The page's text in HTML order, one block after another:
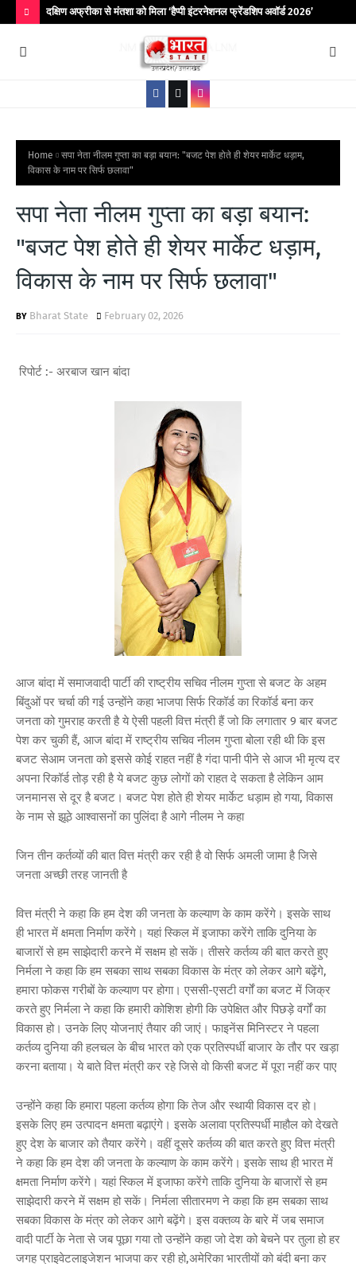
O
दक्षिण अफ्रीका से मंतशा को मिला ‘हैप्पी इंटरनेशनल फ्रेंडशिप अवॉर्ड 2026’
Home
सपा नेता नीलम गुप्ता का बड़ा बयान: "बजट पेश होते ही शेयर मार्केट धड़ाम,
विकास के नाम पर सिर्फ छलावा"
सपा नेता नीलम गुप्ता का बड़ा बयान:
"बजट पेश होते ही शेयर मार्केट धड़ाम,
विकास के नाम पर सिर्फ छलावा"
Bharat State February 02, 2026
रिपोर्ट :- अरबाज खान बांदा
आज बांदा में समाजवादी पार्टी की राष्ट्रीय सचिव नीलम गुप्ता से बजट के अहम
बिंदुओं पर चर्चा की गई उन्होंने कहा भाजपा सिर्फ रिकॉर्ड का रिकॉर्ड बना कर
जनता को गुमराह करती है ये ऐसी पहली वित्त मंत्री हैं जो कि लगातार 9 बार बजट
पेश कर चुकी हैं, आज बांदा में राष्ट्रीय सचिव नीलम गुप्ता बोला रही थी कि इस
बजट सेआम जनता को इससे कोई राहत नहीं है गंदा पानी पीने से आज भी मृत्य दर
अपना रिकॉर्ड तोड़ रही है ये बजट कुछ लोगों को राहत दे सकता है लेकिन आम
जनमानस से दूर है बजट। बजट पेश होते ही शेयर मार्केट धड़ाम हो गया, विकास
के नाम से झूठे आश्वासनों का पुलिंदा है आगे नीलम ने कहा
जिन तीन कर्तव्यों की बात वित्त मंत्री कर रही है वो सिर्फ अमली जामा है जिसे
जनता अच्छी तरह जानती है
वित्त मंत्री ने कहा कि हम देश की जनता के कल्याण के काम करेंगे। इसके साथ
ही भारत में क्षमता निर्माण करेंगे। यहां स्किल में इजाफा करेंगे ताकि दुनिया के
बाजारों से हम साझेदारी करने में सक्षम हो सकें। तीसरे कर्तव्य की बात करते हुए
निर्मला ने कहा कि हम सबका साथ सबका विकास के मंत्र को लेकर आगे बढ़ेंगे,
हमारा फोकस गरीबों के कल्याण पर होगा। एससी-एसटी वर्गों का बजट में जिक्र
करते हुए निर्मला ने कहा कि हमारी कोशिश होगी कि उपेक्षित और पिछड़े वर्गों का
विकास हो। उनके लिए योजनाएं तैयार की जाएं। फाइनेंस मिनिस्टर ने पहला
कर्तव्य दुनिया की हलचल के बीच भारत को एक प्रतिस्पर्धी बाजार के तौर पर खड़ा
करना बताया। ये बाते वित्त मंत्री कर रहे जिसे वो किसी बजट में पूरा नहीं कर पाए
उन्होंने कहा कि हमारा पहला कर्तव्य होगा कि तेज और स्थायी विकास दर हो।
इसके लिए हम उत्पादन क्षमता बढ़ाएंगे। इसके अलावा प्रतिस्पर्धी माहौल को देखते
हुए देश के बाजार को तैयार करेंगे। वहीं दूसरे कर्तव्य की बात करते हुए वित्त मंत्री
ने कहा कि हम देश की जनता के कल्याण के काम करेंगे। इसके साथ ही भारत में
क्षमता निर्माण करेंगे। यहां स्किल में इजाफा करेंगे ताकि दुनिया के बाजारों से हम
साझेदारी करने में सक्षम हो सकें। निर्मला सीतारमण ने कहा कि हम सबका साथ
सबका विकास के मंत्र को लेकर आगे बढ़ेंगे। इस वक्तव्य के बारे में जब समाज
वादी पार्टी के नेता से जब पूछा गया तो उन्होंने कहा जो देश को बेचने पर तुला हो हर
जगह प्राइवेटलाइजेशन भाजपा कर रही हो,अमेरिका भारतीयों को बंदी बना कर